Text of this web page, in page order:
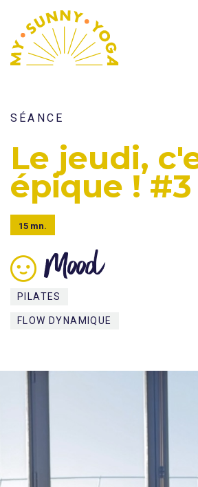
SÉANCE
Le jeudi,
épique ! #3
15 mn.
Mood
PILATES
FLOW DYNAMIQUE